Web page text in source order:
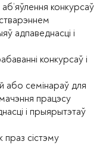
конкурсаў
адпаведнасці і
конкурсаў і
або семінараў для
працэсу
і прыярытэтаў
праз сістэму